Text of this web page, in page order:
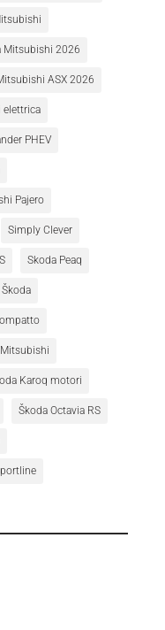
Mitsubishi 2026
ASX 2026
elettrica
PHEV
Pajero
Simply Clever
Skoda Peaq
Karoq motori
Škoda Octavia RS